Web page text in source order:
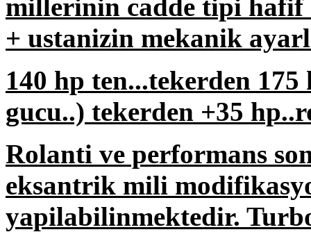
millerinin cadde tipi hafif
+ ustanizin mekanik
140 hp ten...tekerden
gucu..) tekerden +35
Rolanti ve performans
eksantrik mili
yapilabilinmektedir.